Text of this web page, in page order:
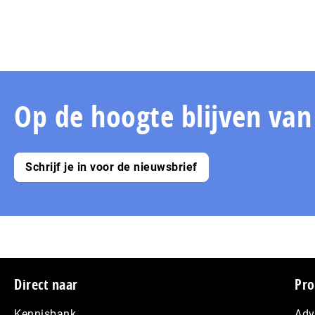
Op de hoogte blijven
Schrijf je in voor de nieuwsbrief
Footer
Direct naar